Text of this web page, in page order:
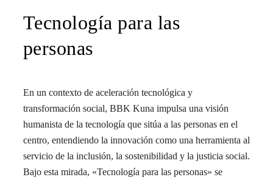
Tecnología para las
personas
En un contexto de aceleración tecnológica y
transformación social, BBK Kuna impulsa una visión
humanista de la tecnología que sitúa a las personas en el
centro, entendiendo la innovación como una herramienta al
servicio de la inclusión, la sostenibilidad y la justicia social.
Bajo esta mirada, «Tecnología para las personas» se